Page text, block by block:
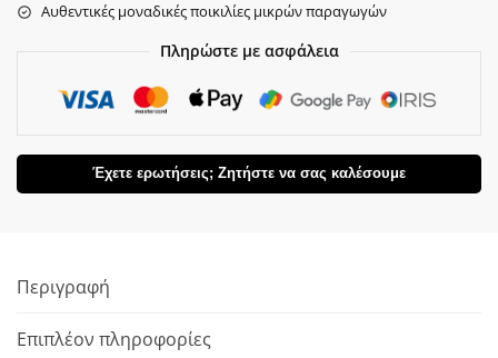
Αυθεντικές μοναδικές ποικιλίες μικρών παραγωγών
Πληρώστε με ασφάλεια
Έχετε ερωτήσεις; Ζητήστε να σας καλέσουμε
Περιγραφή
Επιπλέον πληροφορίες